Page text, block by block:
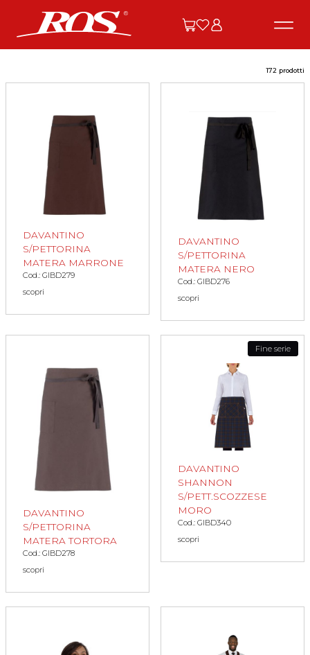
172 prodotti
DAVANTINO
S/PETTORINA
MATERA MARRONE
Cod.: GIBD279
scopri
DAVANTINO
S/PETTORINA
MATERA NERO
Cod.: GIBD276
scopri
DAVANTINO
S/PETTORINA
MATERA TORTORA
Cod.: GIBD278
scopri
Fine serie
DAVANTINO
SHANNON
S/PETT.SCOZZESE
MORO
Cod.: GIBD340
scopri